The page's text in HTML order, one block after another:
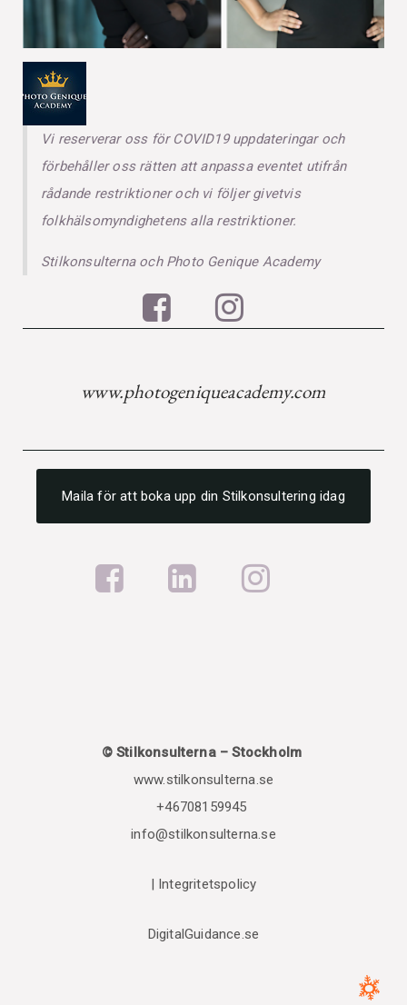
Vi reserverar oss för COVID19 uppdateringar och
förbehåller oss rätten att anpassa eventet utifrån
rådande restriktioner och vi följer givetvis
folkhälsomyndighetens alla restriktioner.
Stilkonsulterna och Photo Genique Academy
www.photogeniqueacademy.com
Maila för att boka upp din Stilkonsultering idag
© Stilkonsulterna – Stockholm
www.stilkonsulterna.se
+46708159945
info@stilkonsulterna.se
| Integritetspolicy
DigitalGuidance.se